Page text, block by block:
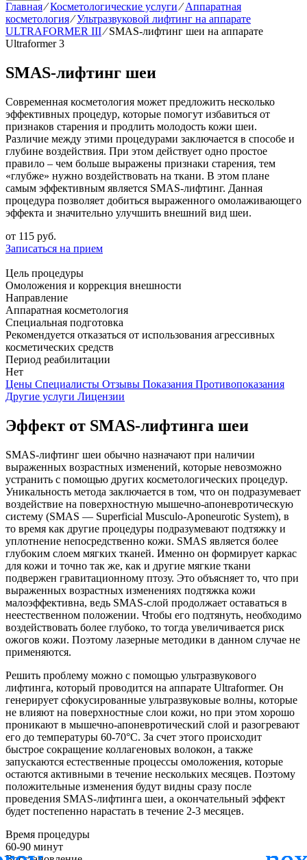
Главная⁄Косметологические услуги⁄Аппаратная
косметология⁄Ультразвуковой лифтинг на аппарате
ULTRAFORMER III⁄SMAS-лифтинг шеи на аппарате
Ultraformer 3
SMAS-лифтинг шеи
Современная косметология может предложить несколько
эффективных процедур, которые помогут избавиться от
признаков старения и продлить молодость кожи шеи.
Различие между этими процедурами заключается в способе и
глубине воздействия. При этом действует одно простое
правило – чем больше выражены признаки старения, тем
«глубже» нужно воздействовать на ткани. В этом плане
самым эффективным является SMAS-лифтинг. Данная
процедура позволяет добиться выраженного омолаживающего
эффекта и значительно улучшить внешний вид шеи.
от 115 руб.
Записаться на прием
Цель процедуры
Омоложения и коррекция внешности
Направление
Аппаратная косметология
Специальная подготовка
Рекомендуется отказаться от использования агрессивных
косметических средств
Период реабилитации
Нет
Цены Специалисты Отзывы Показания Противопоказания
Другие услуги Лицензии
Эффект от SMAS-лифтинга шеи
SMAS-лифтинг шеи обычно назначают при наличии
выраженных возрастных изменений, которые невозможно
устранить с помощью других косметологических процедур.
Уникальность метода заключается в том, что он подразумевает
воздействие на поверхностную мышечно-апоневротическую
систему (SMAS — Superficial Musculo-Aponeurotic System), в
то время как другие процедуры подразумевают подтяжку и
уплотнение непосредственно кожи. SMAS является более
глубоким слоем мягких тканей. Именно он формирует каркас
для кожи и точно так же, как и другие мягкие ткани
подвержен гравитационному птозу. Это объясняет то, что при
выраженных возрастных изменениях подтяжка кожи
малоэффективна, ведь SMAS-слой продолжает оставаться в
неестественном положении. Чтобы его подтянуть, необходимо
воздействовать более глубоко, то тогда увеличивается риск
ожогов кожи. Поэтому лазерные методики в данном случае не
применяются.
Решить проблему можно с помощью ультразвукового
лифтинга, который проводится на аппарате Ultraformer. Он
генерирует сфокусированные ультразвуковые волны, которые
не влияют на поверхностные слои кожи, но при этом хорошо
проникают в мышечно-апоневротический слой и разогревают
его до температуры 60-70°С. За счет этого происходит
быстрое сокращение коллагеновых волокон, а также
запускаются естественные процессы омоложения, которые
остаются активными в течение нескольких месяцев. Поэтому
положительные изменения будут видны сразу после
проведения SMAS-лифтинга шеи, а окончательный эффект
будет постепенно нарастать в течение 2-3 месяцев.
Время процедуры
60-90 минут